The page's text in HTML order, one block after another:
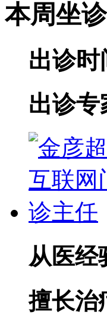
本周坐
出诊时
出诊专
从医经
擅长治